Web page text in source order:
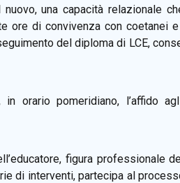
una capacità relazionale
ore di convivenza con coetanei
del diploma di LCE,
orario pomeridiano, l’affido
figura professionale
di interventi, partecipa al